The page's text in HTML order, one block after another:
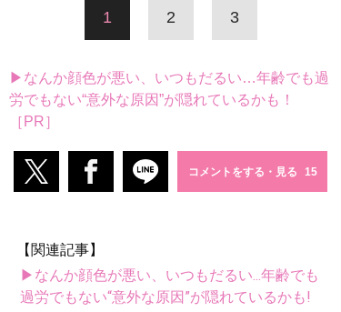
1 2 3
▶なんか顔色が悪い、いつもだるい…年齢でも過
労でもない“意外な原因”が隠れているかも！
［PR］
コメントをする・見る
【関連記事】
▶なんか顔色が悪い、いつもだるい...年齢でも
過労でもない“意外な原因”が隠れているかも!